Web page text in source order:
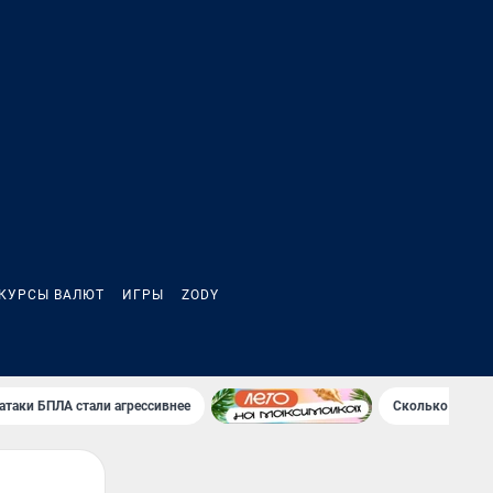
ВАЛЮТ ИГРЫ ZODY
БПЛА стали агрессивнее Сколько Клава